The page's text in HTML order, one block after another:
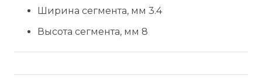
Ширина сегмента, мм 3.4
Высота сегмента, мм 8